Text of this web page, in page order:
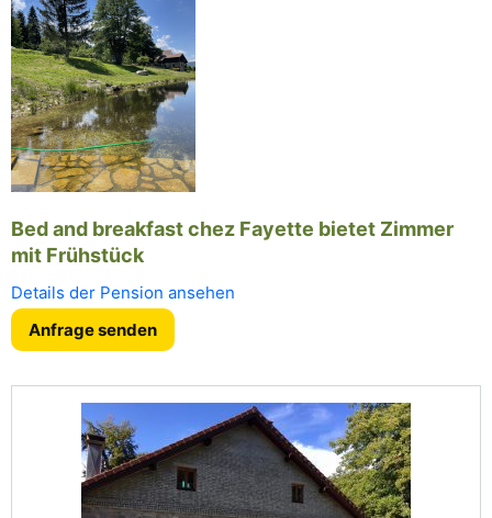
Bed and breakfast chez Fayette bietet Zimmer
mit Frühstück
Details der Pension ansehen
Anfrage senden